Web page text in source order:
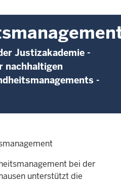
Justizakademie -
nachhaltigen
-
bei der
unterstützt die